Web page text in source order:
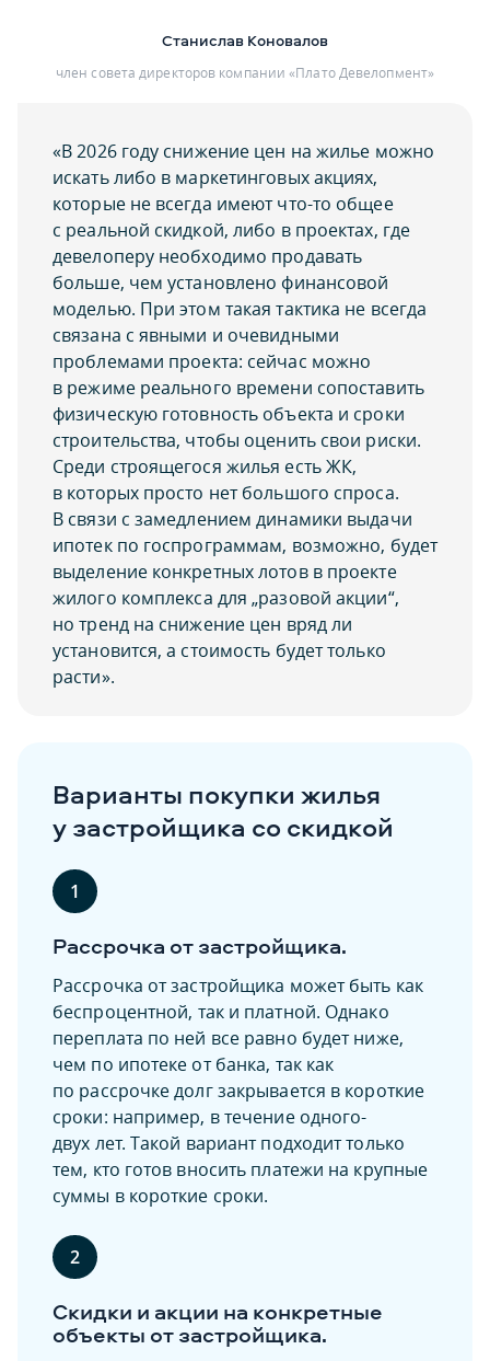
Станислав Коновалов
член совета директоров компании «Плато Девелопмент»
«В 2026 году снижение цен на жилье можно
искать либо в маркетинговых акциях,
которые не всегда имеют что-то общее
с реальной скидкой, либо в проектах, где
девелоперу необходимо продавать
больше, чем установлено финансовой
моделью. При этом такая тактика не всегда
связана с явными и очевидными
проблемами проекта: сейчас можно
в режиме реального времени сопоставить
физическую готовность объекта и сроки
строительства, чтобы оценить свои риски.
Среди строящегося жилья есть ЖК,
в которых просто нет большого спроса.
В связи с замедлением динамики выдачи
ипотек по госпрограммам, возможно, будет
выделение конкретных лотов в проекте
жилого комплекса для „разовой акции“,
но тренд на снижение цен вряд ли
установится, а стоимость будет только
расти».
Варианты покупки жилья
у застройщика со скидкой
1
Рассрочка от застройщика.
Рассрочка от застройщика может быть как
беспроцентной, так и платной. Однако
переплата по ней все равно будет ниже,
чем по ипотеке от банка, так как
по рассрочке долг закрывается в короткие
сроки: например, в течение одного-
двух лет. Такой вариант подходит только
тем, кто готов вносить платежи на крупные
суммы в короткие сроки.
2
Скидки и акции на конкретные
объекты от застройщика.